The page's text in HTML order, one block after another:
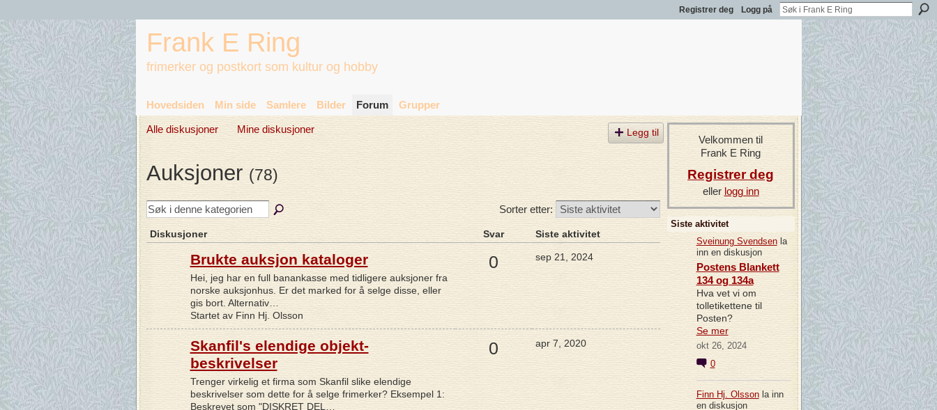
Registrer deg Logg på
Frank E Ring
frimerker og postkort som kultur og hobby
Hovedsiden Min side Samlere Bilder Forum Grupper
Alle diskusjoner Mine diskusjoner Legg til
Auksjoner (78)
Sorter etter:
Diskusjoner Svar Siste aktivitet
Brukte auksjon kataloger
Hei, jeg har en full banankasse med tidligere auksjoner fra
norske auksjonhus. Er det marked for å selge disse, eller
gis bort. Alternativ…
Startet av Finn Hj. Olsson
0 sep 21, 2024
Skanfil's elendige objekt-
beskrivelser
Trenger virkelig et firma som Skanfil slike elendige
beskrivelser som dette for å selge frimerker? Eksempel 1:
Beskrevet som "DISKRET DEL…
0 apr 7, 2020
Velkommen til
Frank E Ring
Registrer deg
eller logg inn
Siste aktivitet
Sveinung Svendsenla
inn en diskusjon
Postens Blankett
134 og 134a
Hva vet vi om
tolletikettene til
Posten?
Se mer
okt 26, 2024
0
Finn Hj. Olssonla inn
en diskusjon